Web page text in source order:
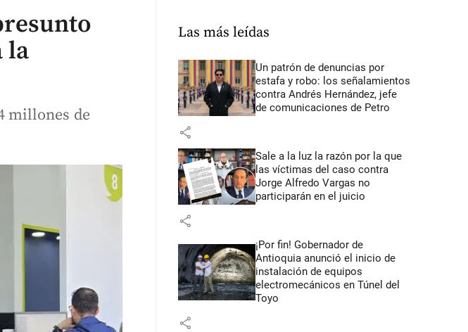
la
millones de
Las más leídas
Un patrón de denuncias por
estafa y robo: los señalamientos
contra Andrés Hernández, jefe
de comunicaciones de Petro
share
Sale a la luz la razón por la que
las víctimas del caso contra
Jorge Alfredo Vargas no
participarán en el juicio
share
¡Por fin! Gobernador de
Antioquia anunció el inicio de
instalación de equipos
electromecánicos en Túnel del
Toyo
share